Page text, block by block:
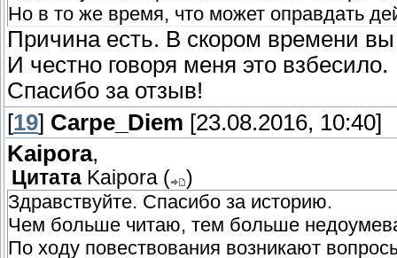
Но в то же время, что может оправдать
Причина есть. В скором времени вы
И честно говоря меня это взбесило.
Спасибо за отзыв!
[19] Carpe_Diem [23.08.2016, 10:40]
Kaipora,
Цитата Kaipora (
)
Здравствуйте. Спасибо за историю.
Чем больше читаю, тем больше
По ходу повествования возникают